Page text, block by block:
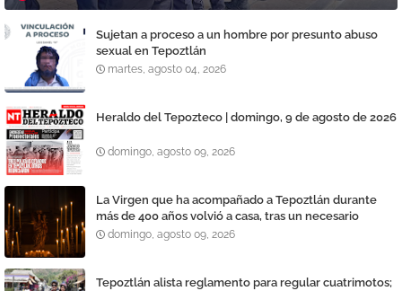
Sujetan a proceso a un hombre por presunto abuso
sexual en Tepoztlán
martes, agosto 04, 2026
Heraldo del Tepozteco | domingo, 9 de agosto de 2026
domingo, agosto 09, 2026
La Virgen que ha acompañado a Tepoztlán durante
más de 400 años volvió a casa, tras un necesario
proceso de restauración y reparación
domingo, agosto 09, 2026
Tepoztlán alista reglamento para regular cuatrimotos;